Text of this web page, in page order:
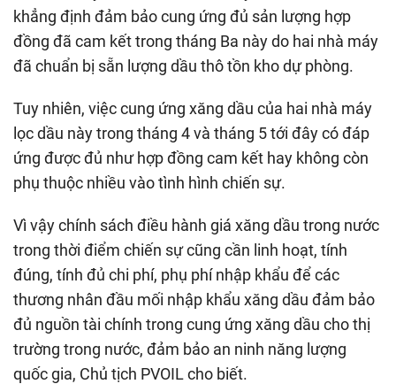
khẳng định đảm bảo cung ứng đủ sản lượng hợp
đồng đã cam kết trong tháng Ba này do hai nhà máy
đã chuẩn bị sẵn lượng dầu thô tồn kho dự phòng.
Tuy nhiên, việc cung ứng xăng dầu của hai nhà máy
lọc dầu này trong tháng 4 và tháng 5 tới đây có đáp
ứng được đủ như hợp đồng cam kết hay không còn
phụ thuộc nhiều vào tình hình chiến sự.
Vì vậy chính sách điều hành giá xăng dầu trong nước
trong thời điểm chiến sự cũng cần linh hoạt, tính
đúng, tính đủ chi phí, phụ phí nhập khẩu để các
thương nhân đầu mối nhập khẩu xăng dầu đảm bảo
đủ nguồn tài chính trong cung ứng xăng dầu cho thị
trường trong nước, đảm bảo an ninh năng lượng
quốc gia, Chủ tịch PVOIL cho biết.